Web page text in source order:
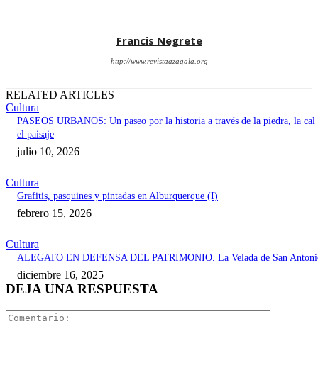
Francis Negrete
http://www.revistaazagala.org
RELATED ARTICLES
Cultura
PASEOS URBANOS: Un paseo por la historia a través de la piedra, la cal
el paisaje
julio 10, 2026
Cultura
Grafitis, pasquines y pintadas en Alburquerque (I)
febrero 15, 2026
Cultura
ALEGATO EN DEFENSA DEL PATRIMONIO. La Velada de San
diciembre 16, 2025
DEJA UNA RESPUESTA